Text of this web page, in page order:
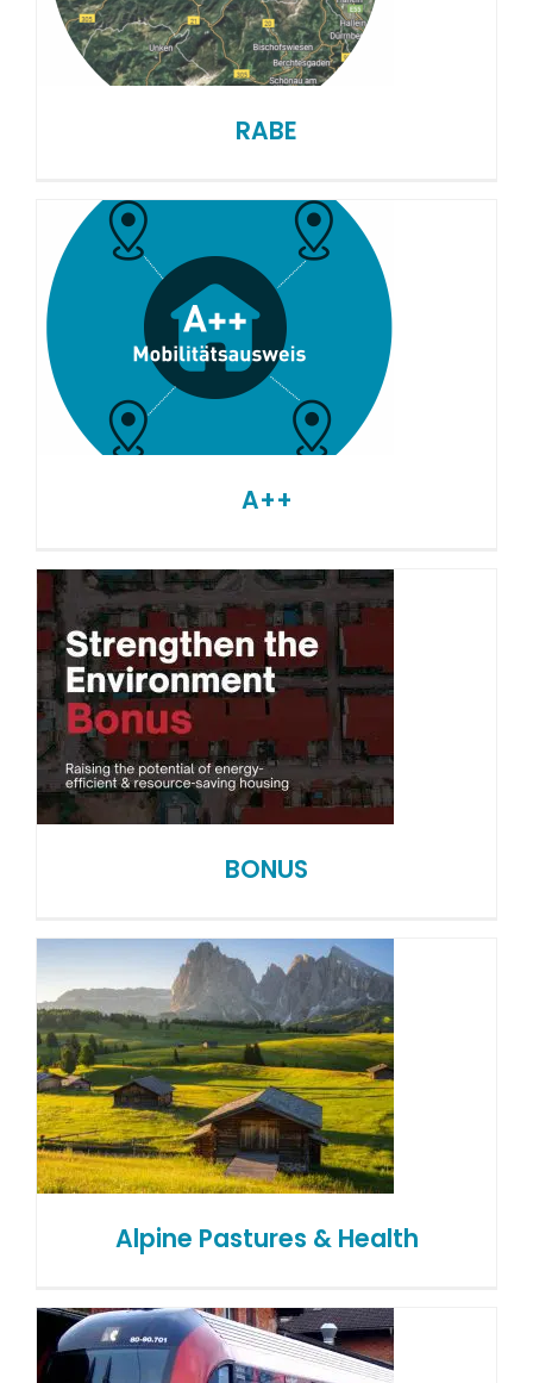
RABE
A++
BONUS
Alpine Pastures & Health